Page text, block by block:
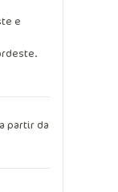
e
partir da